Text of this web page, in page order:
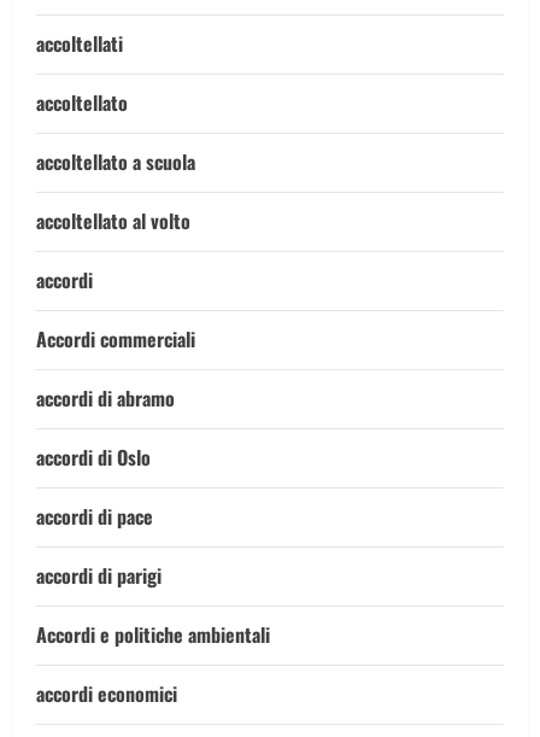
accoltellati
accoltellato
accoltellato a scuola
accoltellato al volto
accordi
Accordi commerciali
accordi di abramo
accordi di Oslo
accordi di pace
accordi di parigi
Accordi e politiche ambientali
accordi economici